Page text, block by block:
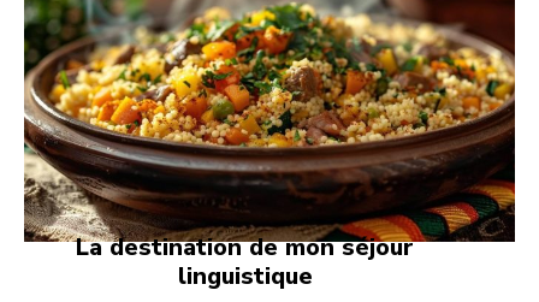
La destination de mon séjour
linguistique